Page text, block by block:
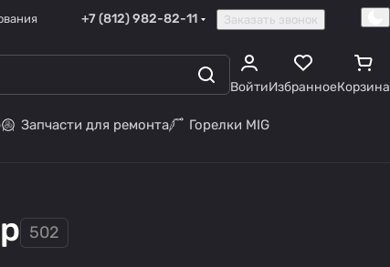
+7 (812) 982-82-11 Заказать звонок
ВойтиИзбранноеКорзина
Запчасти для ремонта Горелки MIG
502